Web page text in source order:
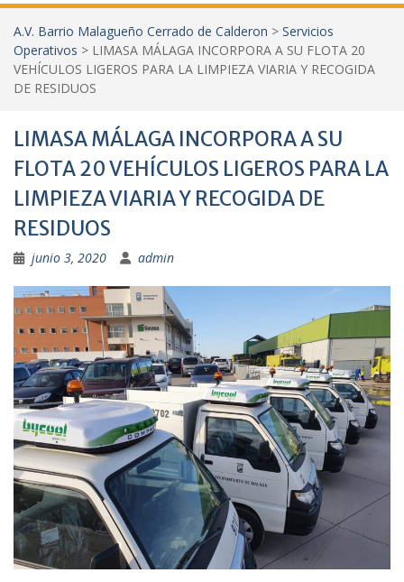
A.V. Barrio Malagueño Cerrado de Calderon > Servicios
Operativos > LIMASA MÁLAGA INCORPORA A SU FLOTA 20
VEHÍCULOS LIGEROS PARA LA LIMPIEZA VIARIA Y RECOGIDA
DE RESIDUOS
LIMASA MÁLAGA INCORPORA A SU
FLOTA 20 VEHÍCULOS LIGEROS PARA LA
LIMPIEZA VIARIA Y RECOGIDA DE
RESIDUOS
junio 3, 2020 admin